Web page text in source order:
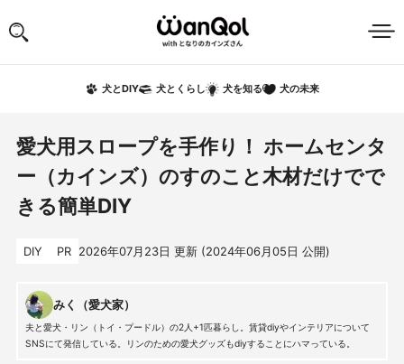
犬とDIY 犬とくらし 犬を知る 犬の未来
愛犬用スロープを手作り！ ホームセンタ
ー（カインズ）のすのこと木材だけでで
きる簡単DIY
DIY PR 2026年07月23日 更新 (2024年06月05日 公開)
みく（愛犬家）
夫と愛犬・リン（トイ・プードル）の2人+1匹暮らし。賃貸diyやインテリアについて
SNSにて発信している。リンのための愛犬グッズもdiyすることにハマっている。